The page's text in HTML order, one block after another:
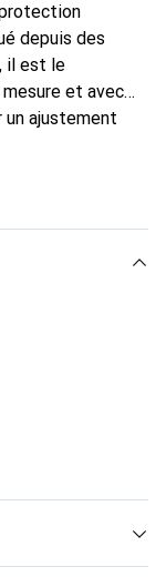
depuis des
il est le
et avec
ajustement
exigeant.